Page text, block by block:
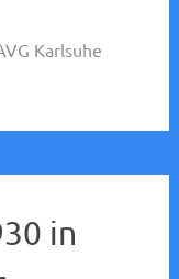
Karlsuhe
in